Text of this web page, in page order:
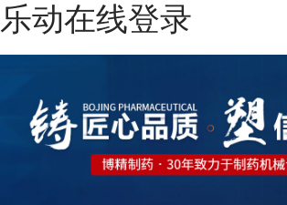
乐动在线登录
网站乐动在线登录
施工案例